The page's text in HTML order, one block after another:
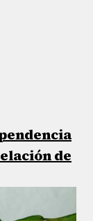
de